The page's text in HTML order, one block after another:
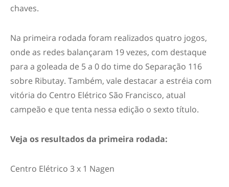
chaves.
Na primeira rodada foram realizados quatro jogos,
onde as redes balançaram 19 vezes, com destaque
para a goleada de 5 a 0 do time do Separação 116
sobre Ributay. Também, vale destacar a estréia com
vitória do Centro Elétrico São Francisco, atual
campeão e que tenta nessa edição o sexto título.
Veja os resultados da primeira rodada:
Centro Elétrico 3 x 1 Nagen